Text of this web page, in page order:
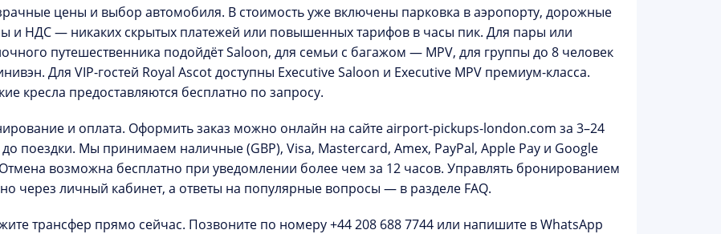
цены и выбор автомобиля. В стоимость уже включены парковка в аэропорту, дорожные
и НДС — никаких скрытых платежей или повышенных тарифов в часы пик. Для пары или
путешественника подойдётSaloon, для семьи с багажом — MPV, для группы до 8 человек
. Для VIP-гостей Royal Ascot доступны Executive Saloon и Executive MPVпремиум-класса.
кресла предоставляются бесплатно по запросу.
и оплата. Оформить заказ можно онлайн на сайтеairport-pickups-london.com за 3–24
до поездки. Мы принимаем наличные (GBP), Visa, Mastercard, Amex, PayPal, Apple Pay и Google
возможна бесплатно при уведомлении более чем за 12 часов. Управлять бронированием
через личный кабинет, а ответы на популярные вопросы — в разделе FAQ.
трансфер прямо сейчас. Позвоните по номеру+44 208 688 7744или напишите в WhatsApp